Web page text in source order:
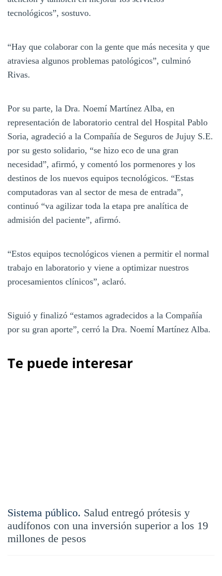
tecnológicos”, sostuvo.
“Hay que colaborar con la gente que más necesita y que
atraviesa algunos problemas patológicos”, culminó
Rivas.
Por su parte, la Dra. Noemí Martínez Alba, en
representación de laboratorio central del Hospital Pablo
Soria, agradeció a la Compañía de Seguros de Jujuy S.E.
por su gesto solidario, “se hizo eco de una gran
necesidad”, afirmó, y comentó los pormenores y los
destinos de los nuevos equipos tecnológicos. “Estas
computadoras van al sector de mesa de entrada”,
continuó “va agilizar toda la etapa pre analítica de
admisión del paciente”, afirmó.
“Estos equipos tecnológicos vienen a permitir el normal
trabajo en laboratorio y viene a optimizar nuestros
procesamientos clínicos”, aclaró.
Siguió y finalizó “estamos agradecidos a la Compañía
por su gran aporte”, cerró la Dra. Noemí Martínez Alba.
Te puede interesar
Sistema público. Salud entregó prótesis y
audífonos con una inversión superior a los 19
millones de pesos